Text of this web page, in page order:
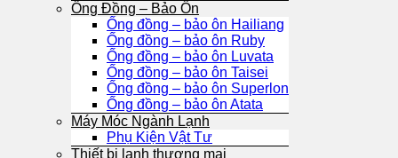
Ống Đồng – Bảo Ôn
Ống đồng – bảo ôn Hailiang
Ống đồng – bảo ôn Ruby
Ống đồng – bảo ôn Luvata
Ống đồng – bảo ôn Taisei
Ống đồng – bảo ôn Superlon
Ống đồng – bảo ôn Atata
Máy Móc Ngành Lạnh
Phụ Kiện Vật Tư
Thiết bị lạnh thương mại